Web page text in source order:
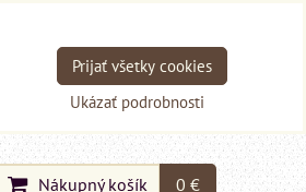
Nákupný košík 0 €
Ukázať podrobnosti
Prijať všetky cookies